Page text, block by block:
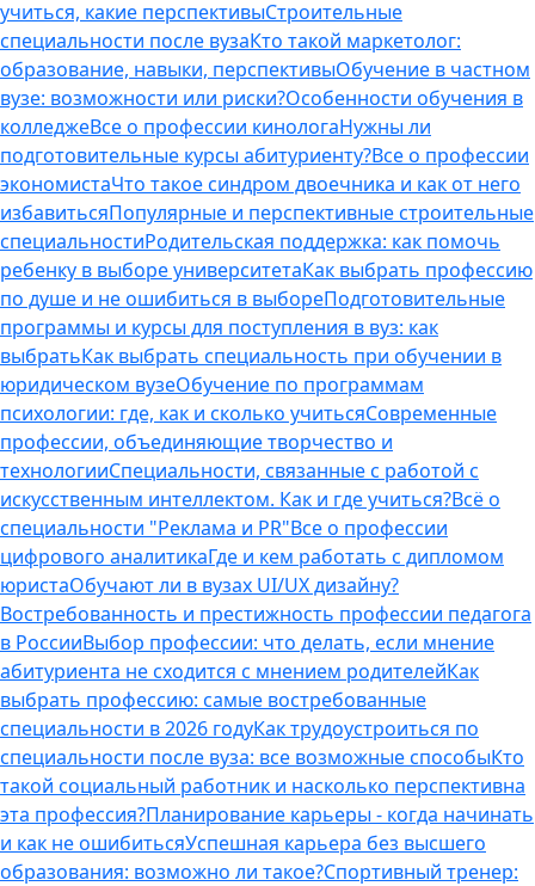
учиться, какие перспективыСтроительные
специальности после вузаКто такой маркетолог:
образование, навыки, перспективыОбучение в частном
вузе: возможности или риски?Особенности обучения в
колледжеВсе о профессии кинологаНужны ли
подготовительные курсы абитуриенту?Все о профессии
экономистаЧто такое синдром двоечника и как от него
избавитьсяПопулярные и перспективные строительные
специальностиРодительская поддержка: как помочь
ребенку в выборе университетаКак выбрать профессию
по душе и не ошибиться в выбореПодготовительные
программы и курсы для поступления в вуз: как
выбратьКак выбрать специальность при обучении в
юридическом вузеОбучение по программам
психологии: где, как и сколько учитьсяСовременные
профессии, объединяющие творчество и
технологииСпециальности, связанные с работой с
искусственным интеллектом. Как и где учиться?Всё о
специальности "Реклама и PR"Все о профессии
цифрового аналитикаГде и кем работать с дипломом
юристаОбучают ли в вузах UI/UX дизайну?
Востребованность и престижность профессии педагога
в РоссииВыбор профессии: что делать, если мнение
абитуриента не сходится с мнением родителейКак
выбрать профессию: самые востребованные
специальности в 2026 годуКак трудоустроиться по
специальности после вуза: все возможные способыКто
такой социальный работник и насколько перспективна
эта профессия?Планирование карьеры - когда начинать
и как не ошибитьсяУспешная карьера без высшего
образования: возможно ли такое?Спортивный тренер: